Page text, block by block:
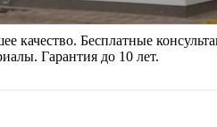
качество. Бесплатные
Гарантия до 10 лет.